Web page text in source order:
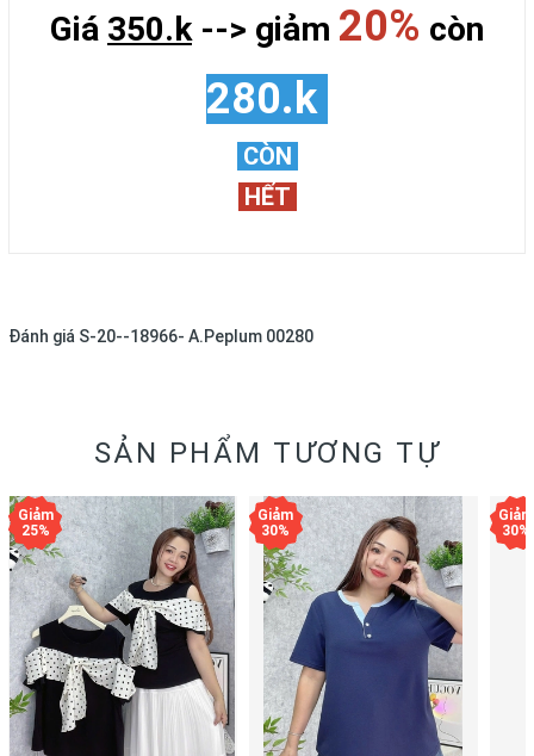
Giá 350.k--> giảm 20% còn
280.k
CÒN
HẾT
Đánh giá S-20--18966- A.Peplum 00280
SẢN PHẨM TƯƠNG TỰ